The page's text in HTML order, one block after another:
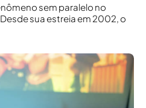
sem paralelo no
sua estreia em 2002, o